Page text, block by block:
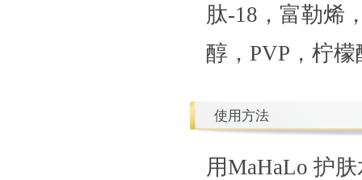
肽-18，富勒烯
醇，PVP，柠
使用方法
用MaHaLo 护